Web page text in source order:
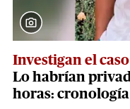
Investigan el caso
Lo habrían
horas: